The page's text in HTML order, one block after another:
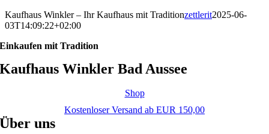
Kaufhaus Winkler – Ihr Kaufhaus mit Traditionzettlerit2025-06-
03T14:09:22+02:00
Einkaufen mit Tradition
Kaufhaus Winkler Bad Aussee
Shop
Kostenloser Versand ab EUR 150,00
Über uns